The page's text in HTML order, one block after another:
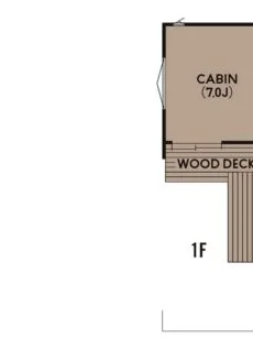
LIFE STYLE